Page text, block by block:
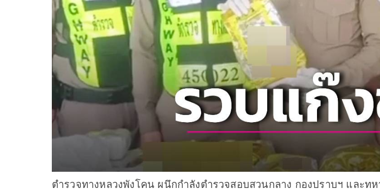
ตำรวจทางหลวงพังโคน ผนึกกำลังตำรวจสอบสวนกลาง กองปราบฯ และ